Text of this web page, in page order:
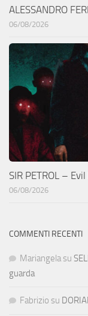
ALESSANDRO
06/08/2026
SIR PETROL –
06/08/2026
COMMENTI RECENTI
Mariangela su
guarda
Fabrizio su